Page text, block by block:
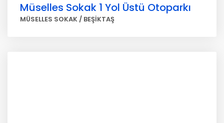
Müselles Sokak 1 Yol Üstü Otoparkı
MÜSELLES SOKAK / BEŞİKTAŞ